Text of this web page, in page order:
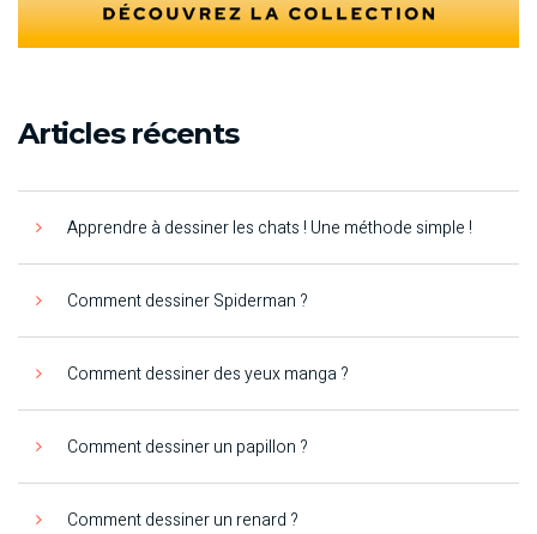
Articles récents
Apprendre à dessiner les chats ! Une méthode simple !
Comment dessiner Spiderman ?
Comment dessiner des yeux manga ?
Comment dessiner un papillon ?
Comment dessiner un renard ?